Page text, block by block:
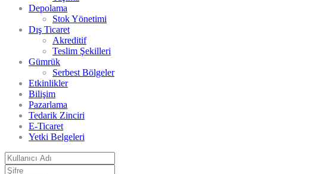
Depolama
Stok Yönetimi
Dış Ticaret
Akreditif
Teslim Şekilleri
Gümrük
Serbest Bölgeler
Etkinlikler
Bilişim
Pazarlama
Tedarik Zinciri
E-Ticaret
Yetki Belgeleri